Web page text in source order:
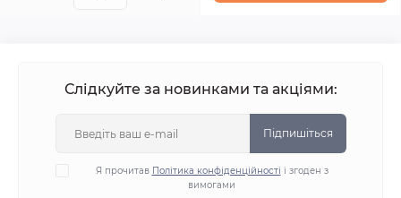
Слідкуйте за новинками та акціями:
Підпишіться
Я прочитав Політика конфіденційності і згоден з
вимогами